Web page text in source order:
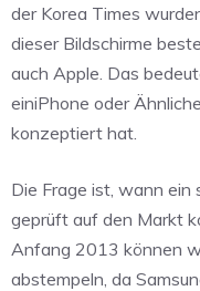
der Korea Times
dieser Bildschirme
auch Apple. Das
einiPhone oder
konzeptiert hat.
Die Frage ist, wann
geprüft auf den Markt
Anfang 2013 können
abstempeln, da